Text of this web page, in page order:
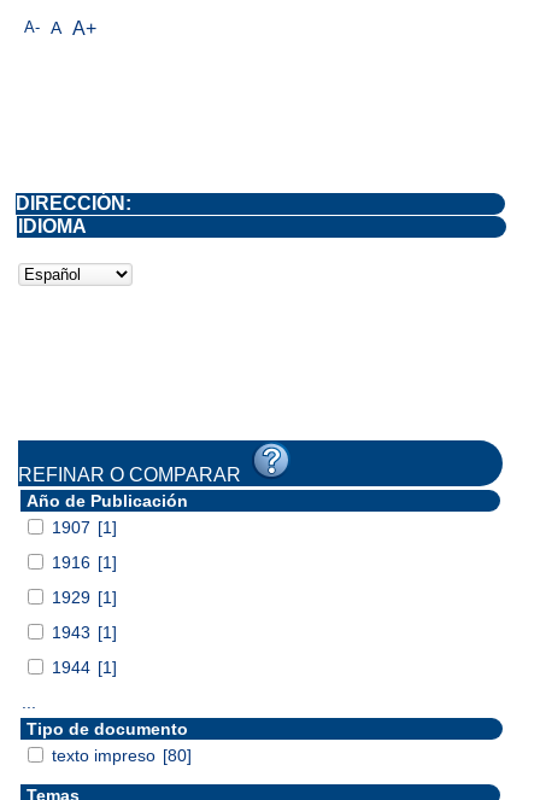
A- A A+
DIRECCIÓN:
IDIOMA
REFINAR O COMPARAR
Año de Publicación
1907 [1]
1916 [1]
1929 [1]
1943 [1]
1944 [1]
Tipo de documento
texto impreso [80]
Temas